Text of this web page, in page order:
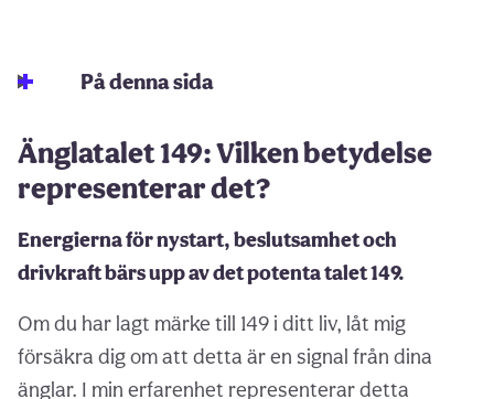
På denna sida
Änglatalet 149: Vilken betydelse
representerar det?
Energierna för nystart, beslutsamhet och
drivkraft bärs upp av det potenta talet 149.
Om du har lagt märke till 149 i ditt liv, låt mig
försäkra dig om att detta är en signal från dina
änglar. I min erfarenhet representerar detta